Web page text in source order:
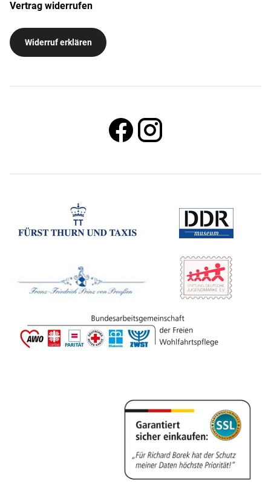
Vertrag widerrufen
Widerruf erklären